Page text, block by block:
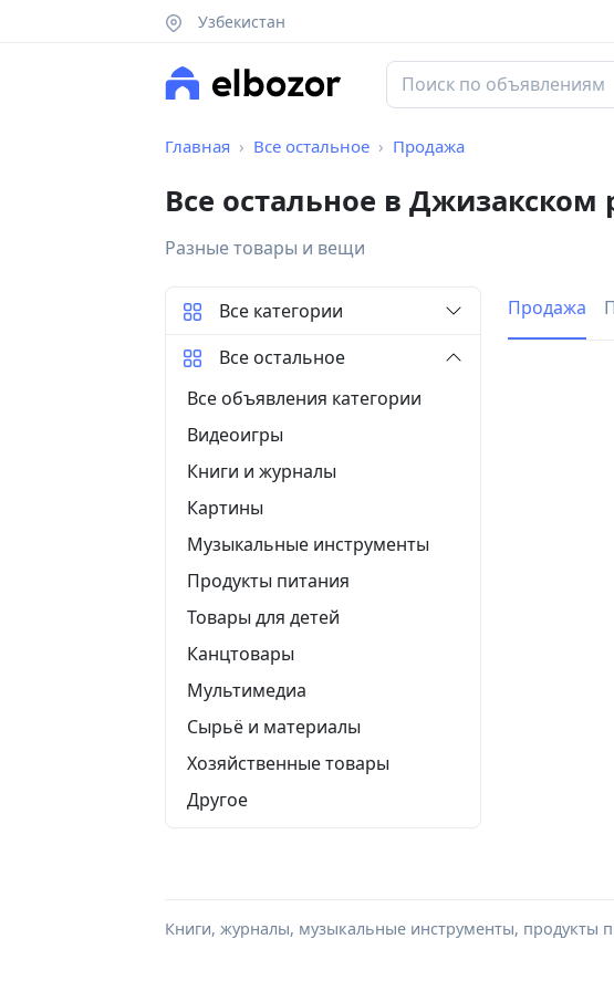
Узбекистан
Главная Все остальное Продажа
Все остальное в Джизакском
Разные товары и вещи
Продажа
Все категории
Все остальное
Все объявления категории
Видеоигры
Книги и журналы
Картины
Музыкальные инструменты
Продукты питания
Товары для детей
Канцтовары
Мультимедиа
Сырьё и материалы
Хозяйственные товары
Другое
Книги, журналы, музыкальные инструменты, продукты